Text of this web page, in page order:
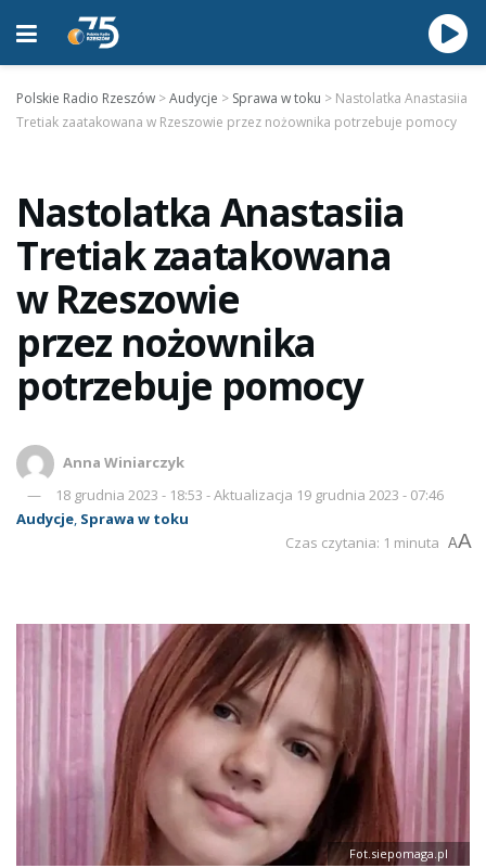
Polskie Radio Rzeszów >Audycje > Sprawa w toku > Nastolatka Anastasiia
Tretiak zaatakowana w Rzeszowie przez nożownika potrzebuje pomocy
Nastolatka Anastasiia
Tretiak zaatakowana
w Rzeszowie
przez nożownika
potrzebuje pomocy
Anna Winiarczyk
18 grudnia 2023 - 18:53 - Aktualizacja 19 grudnia 2023 - 07:46
Audycje, Sprawa w toku
Czas czytania: 1 minuta AA
Fot.siepomaga.pl